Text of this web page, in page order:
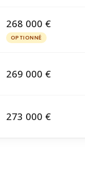
268 000 €
OPTIONNÉ
268 000 €
OPTIONNÉ
269 000 €
273 000 €